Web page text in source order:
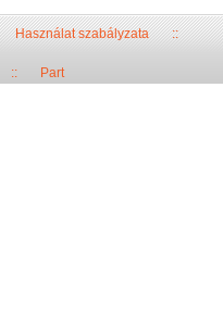
Használat szabályzata::
Part